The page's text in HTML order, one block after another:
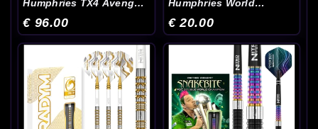
Humphries TX4 Avenger
€ 96.00
Humphries World
Dartpijlen
€ 20.00